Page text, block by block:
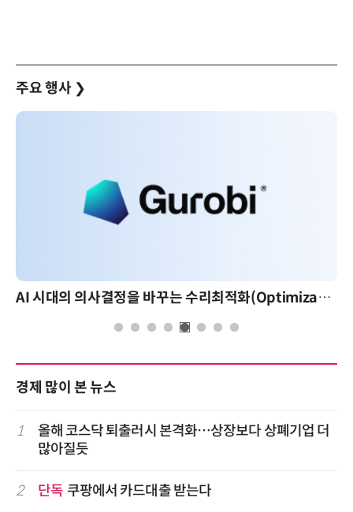
주요 행사 ❯
AI 시대의 의사결정을 바꾸는 수리최적화(Optimization): 실제 산업 적용 사례와 활용 전략
경제 많이 본 뉴스
1
올해 코스닥 퇴출러시 본격화…상장보다 상폐기업 더
많아질듯
2 단독 쿠팡에서 카드대출 받는다